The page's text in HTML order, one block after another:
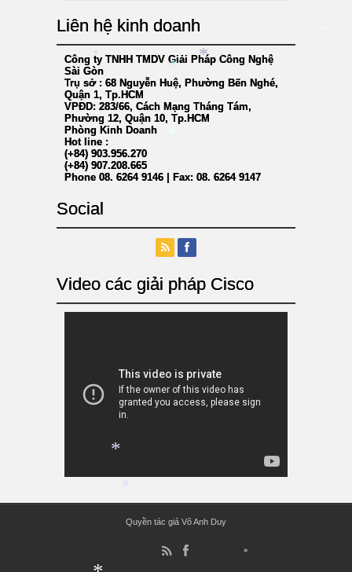
Liên hệ kinh doanh
Công ty TNHH TMDV Giải Pháp Công Nghệ
Sài Gòn
Trụ sở : 68 Nguyễn Huệ, Phường Bến Nghé,
Quận 1, Tp.HCM
VPĐD: 283/66, Cách Mạng Tháng Tám,
Phường 12, Quận 10, Tp.HCM
Phòng Kinh Doanh
Hot line :
(+84) 903.956.270
(+84) 907.208.665
Phone 08. 6264 9146 | Fax: 08. 6264 9147
Social
Video các giải pháp Cisco
Quyền tác giả Võ Anh Duy
*
*
*
*